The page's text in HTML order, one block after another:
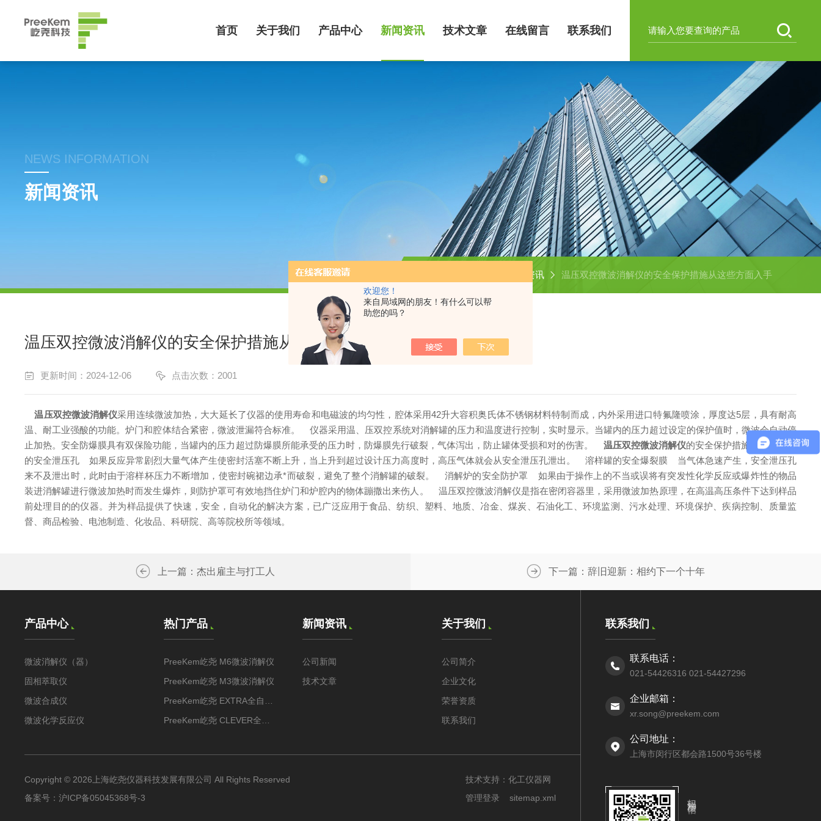
欢迎您！
来自局域网的朋友！有什么可以帮
助您的吗？
首页 关于我们 产品中心 新闻资讯 技术文章 在线留言 联系我们
NEWS INFORMATION
新闻资讯
新闻资讯 温压双控微波消解仪的安全保护措施从这些方面入手
温压双控微波消解仪的安全保护措施从这些方面入手
更新时间：2024-12-06 点击次数：2001
温压双控微波消解仪采用连续微波加热，大大延长了仪器的使用寿命和电磁波的均匀性，腔体采用42升大容积奥氏体不锈钢材料特制而成，内外采用进口特氟隆喷涂，厚度达5层，具有耐高
温、耐工业强酸的功能。炉门和腔体结合紧密，微波泄漏符合标准。
仪器采用温、压双控系统对消解罐的压力和温度进行控制，实时显示。当罐内的压力超过设定的保护值时，微波会自动停
止加热。安全防爆膜具有双保险功能，当罐内的压力超过防爆膜所能承受的压力时，防爆膜先行破裂，气体泻出，防止罐体受损和对的伤害。
温压双控微波消解仪的安全保护措施： 溶样罐
的安全泄压孔 如果反应异常剧烈大量气体产生使密封活塞不断上升，当上升到超过设计压力高度时，高压气体就会从安全泄压孔泄出。 溶样罐的安全爆裂膜 当气体急速产生，安全泄压孔
来不及泄出时，此时由于溶样杯压力不断增加，使密封碗裙边承*而破裂，避免了整个消解罐的破裂。
消解炉的安全防护罩 如果由于操作上的不当或误将有突发性化学反应或爆炸性的物品
装进消解罐进行微波加热时而发生爆炸，则防护罩可有效地挡住炉门和炉腔内的物体蹦撒出来伤人。
温压双控微波消解仪是指在密闭容器里，采用微波加热原理，在高温高压条件下达到样品
前处理目的的仪器。并为样品提供了快速，安全，自动化的解决方案，已广泛应用于食品、纺织、塑料、地质、冶金、煤炭、石油化工、环境监测、污水处理、环境保护、疾病控制、质量监
督、商品检验、电池制造、化妆品、科研院、高等院校所等领域。
上一篇： 杰出雇主与打工人 下一篇： 辞旧迎新：相约下一个十年
联系我们
联系电话：
021-54426316 021-54427296
企业邮箱：
xr.song@preekem.com
公司地址：
上海市闵行区都会路1500号36号楼
产品中心
微波消解仪（器）
固相萃取仪
微波合成仪
微波化学反应仪
热门产品
PreeKem屹尧 M6微波消解仪
PreeKem屹尧 M3微波消解仪
新闻资讯
公司新闻
技术文章
关于我们
公司简介
企业文化
荣誉资质
联系我们
Copyright © 2026上海屹尧仪器科技发展有限公司 All Rights Reserved
备案号： 沪ICP备05045368号-3
技术支持：化工仪器网
管理登录
sitemap.xml